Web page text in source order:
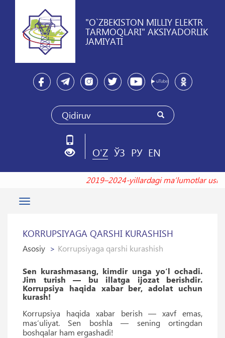
"O`ZBEKISTON MILLIY ELEKTR
TARMOQLARI" AKSIYADORLIK
JAMIYATI
O'Z ЎЗ РУ EN
2019–2024-yillardagi maʼlumotlar
Toggle
KORRUPSIYAGA QARSHI KURASHISH
Asosiy Korrupsiyaga qarshi kurashish
Sen kurashmasang, kimdir unga yo‘l ochadi.
Jim turish — bu illatga ijozat berishdir.
Korrupsiya haqida xabar ber, adolat uchun
kurash!
Korrupsiya haqida xabar berish — xavf emas,
masʼuliyat. Sen boshla — sening ortingdan
boshqalar ham ergashadi!